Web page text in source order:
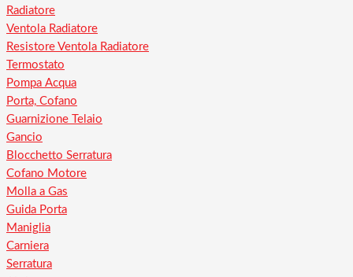
Radiatore
Ventola Radiatore
Resistore Ventola Radiatore
Termostato
Pompa Acqua
Porta, Cofano
Guarnizione Telaio
Gancio
Blocchetto Serratura
Cofano Motore
Molla a Gas
Guida Porta
Maniglia
Carniera
Serratura